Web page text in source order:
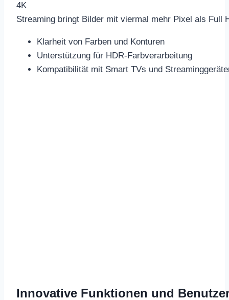
4K
Streaming bringt Bilder mit viermal mehr Pixel als
Klarheit von Farben und Konturen
Unterstützung für HDR-Farbverarbeitung
Kompatibilität mit Smart TVs und
Innovative Funktionen und